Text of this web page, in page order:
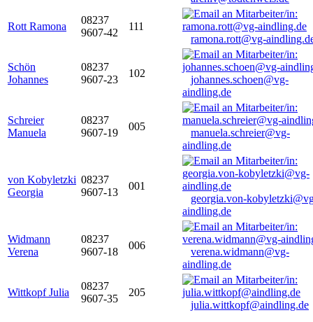
Rott Ramona
08237
9607-42
111
ramona.rott@vg-
Schön
Johannes
08237
9607-23
102
johannes.schoen@vg-
aindling.de
Schreier
Manuela
08237
9607-19
005
manuela.schreier@vg-
aindling.de
von Kobyletzki
Georgia
08237
9607-13
001
georgia.von-
aindling.de
Widmann
Verena
08237
9607-18
006
verena.widmann@vg-
aindling.de
Wittkopf Julia
08237
9607-35
205
julia.wittkopf@aindling.de